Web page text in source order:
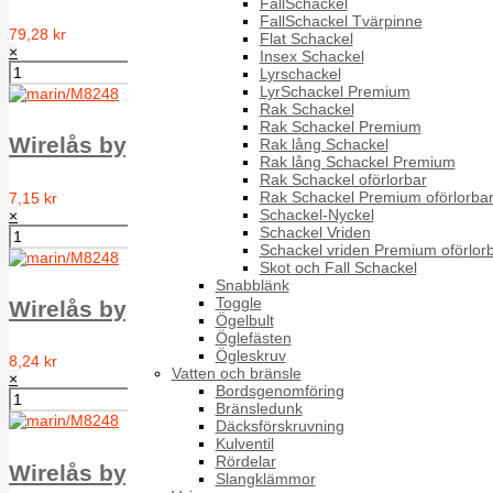
FallSchackel Tvärpinne
Flat Schackel
Insex Schackel
Lyrschackel
LyrSchackel Premium
Rak Schackel
Rak Schackel Premium
Rak lång Schackel
Rak lång Schackel Premium
Rak Schackel oförlorbar
Rak Schackel Premium oförlorbar
Schackel-Nyckel
Schackel Vriden
Schackel vriden Premium
Skot och Fall Schackel
Snabblänk
Toggle
Ögelbult
Öglefästen
Ögleskruv
Vatten och bränsle
Bordsgenomföring
Bränsledunk
Däcksförskruvning
Kulventil
Rördelar
Slangklämmor
79,28 kr
×
Wirelås bygel Din 741 D= 2 mm, A4
7,15 kr
×
Wirelås bygel Din 741 D= 3 mm, A4
8,24 kr
×
Wirelås bygel Din 741 D= 4 mm, A4